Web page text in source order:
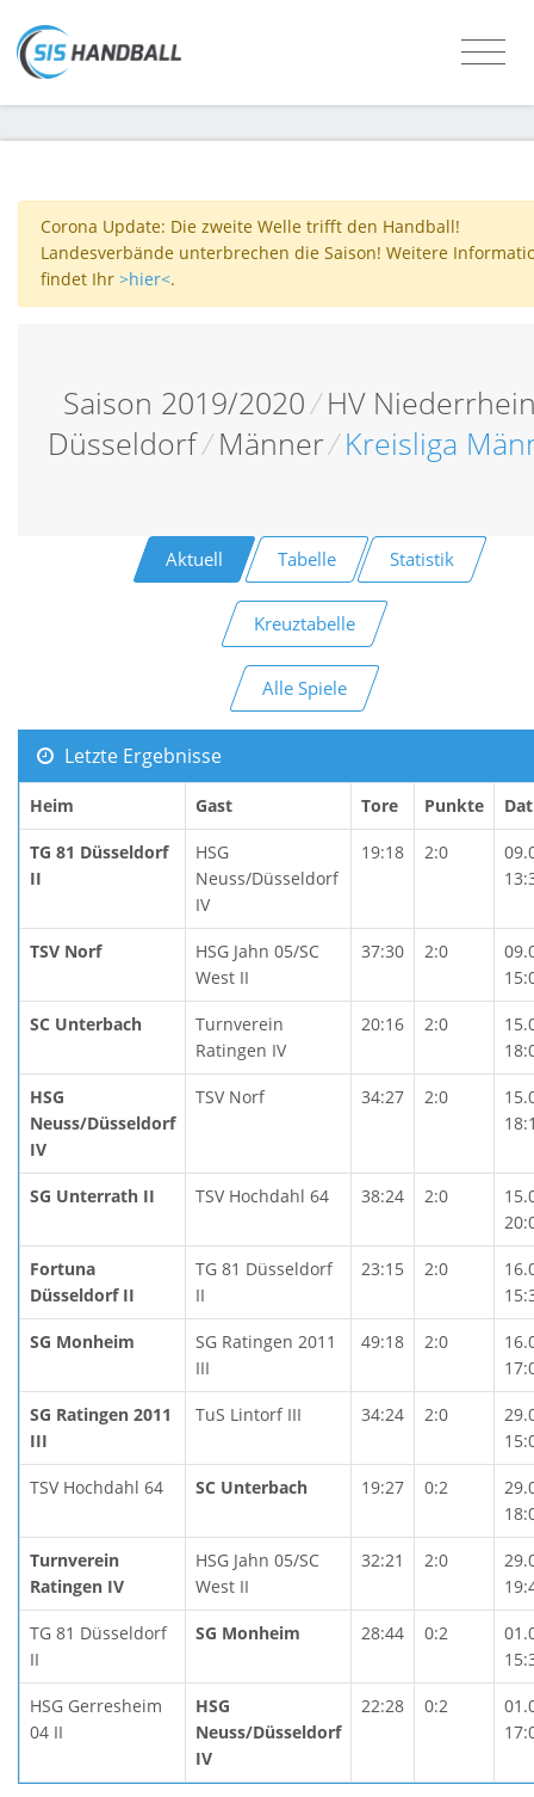
Corona Update: Die zweite Welle trifft den Handball!
Landesverbände unterbrechen die Saison! Weitere
findet Ihr >hier<.
Saison 2019/2020/ HV
Düsseldorf/ Männer/Kreisliga
Aktuell Tabelle Statistik
Kreuztabelle
Alle Spiele
Letzte Ergebnisse
Heim Gast Tore Punkte
TG 81 Düsseldorf
II
HSG
Neuss/Düsseldorf
IV
19:18 2:0
TSV Norf
HSG Jahn 05/SC
West II
37:30 2:0
SC Unterbach
Turnverein
Ratingen IV
20:16 2:0
HSG
Neuss/Düsseldorf
IV
TSV Norf 34:27 2:0
SG Unterrath II TSV Hochdahl 64 38:24 2:0
Fortuna
Düsseldorf II
TG 81 Düsseldorf
II
23:15 2:0
SG Monheim
SG Ratingen 2011
III
49:18 2:0
SG Ratingen 2011
III
TuS Lintorf III 34:24 2:0
TSV Hochdahl 64 SC Unterbach 19:27 0:2
Turnverein
Ratingen IV
HSG Jahn 05/SC
West II
32:21 2:0
TG 81 Düsseldorf
II
SG Monheim 28:44 0:2
HSG Gerresheim
04 II
HSG
Neuss/Düsseldorf
IV
22:28 0:2